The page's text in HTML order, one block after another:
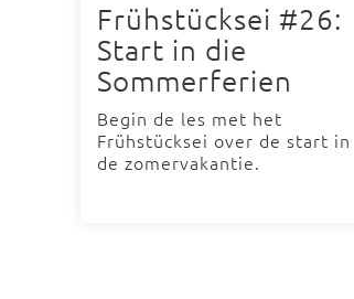
Frühstücksei #26:
Start in die
Sommerferien
Begin de les met het
Frühstücksei over de start in
de zomervakantie.